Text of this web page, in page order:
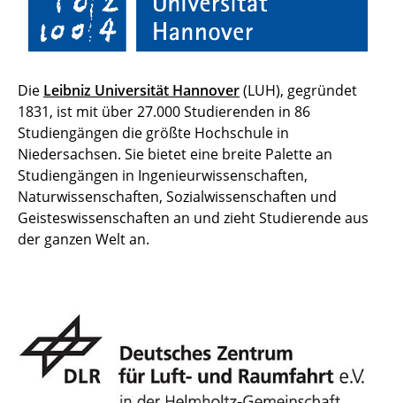
Die Leibniz Universität Hannover(LUH), gegründet
1831, ist mit über 27.000 Studierenden in 86
Studiengängen die größte Hochschule in
Niedersachsen. Sie bietet eine breite Palette an
Studiengängen in Ingenieurwissenschaften,
Naturwissenschaften, Sozialwissenschaften und
Geisteswissenschaften an und zieht Studierende aus
der ganzen Welt an.